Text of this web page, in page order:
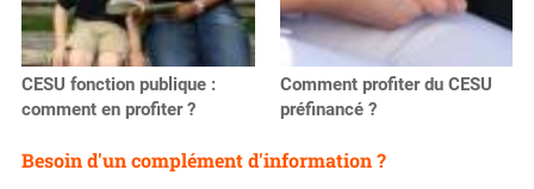
CESU fonction publique :
comment en profiter ?
Comment profiter du CESU
préfinancé ?
Besoin d'un complément d'information ?